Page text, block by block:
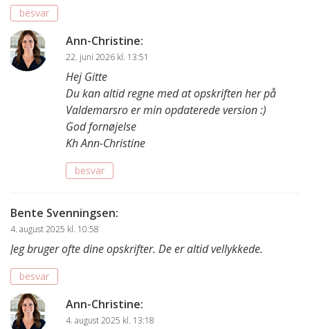
besvar
Ann-Christine:
22. juni 2026 kl. 13:51
Hej Gitte
Du kan altid regne med at opskriften her på
Valdemarsro er min opdaterede version :)
God fornøjelse
Kh Ann-Christine
besvar
Bente Svenningsen:
4. august 2025 kl. 10:58
Jeg bruger ofte dine opskrifter. De er altid vellykkede.
besvar
Ann-Christine:
4. august 2025 kl. 13:18